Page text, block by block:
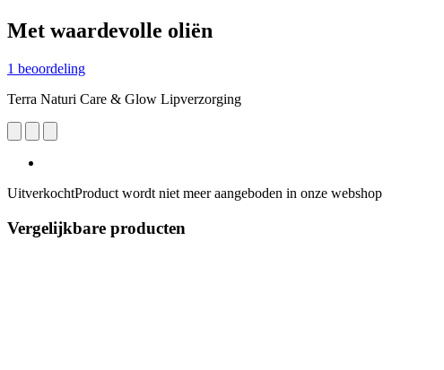
Met waardevolle oliën
1 beoordeling
Terra Naturi Care & Glow Lipverzorging
UitverkochtProduct wordt niet meer aangeboden in onze webshop
Vergelijkbare producten